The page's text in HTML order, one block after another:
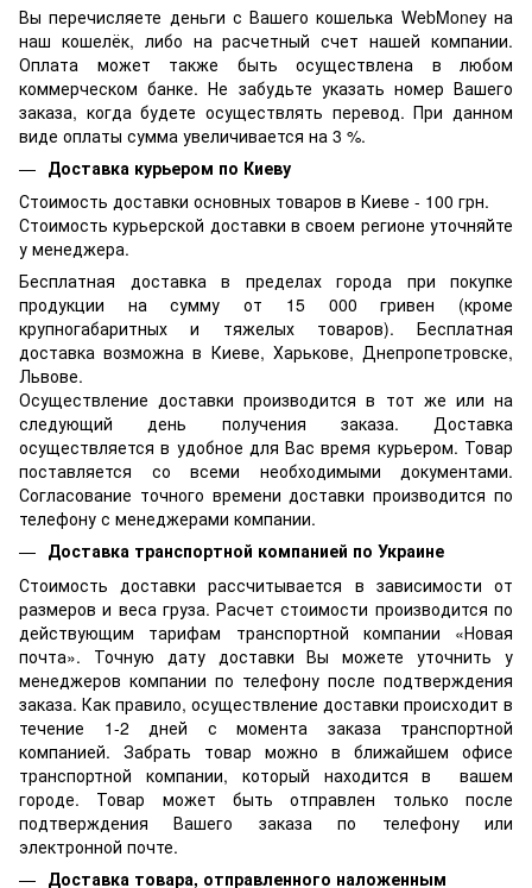
Вы перечисляете деньги с Вашего кошелька WebMoney на
наш кошелёк, либо на расчетный счет нашей компании.
Оплата может также быть осуществлена в любом
коммерческом банке. Не забудьте указать номер Вашего
заказа, когда будете осуществлять перевод. При данном
виде оплаты сумма увеличивается на 3 %.
Доставка курьером по Киеву
Стоимость доставки основных товаров в Киеве - 100 грн.
Стоимость курьерской доставки в своем регионе уточняйте
у менеджера.
Бесплатная доставка в пределах города при покупке
продукции на сумму от 15 000 гривен (кроме
крупногабаритных и тяжелых товаров). Бесплатная
доставка возможна в Киеве, Харькове, Днепропетровске,
Львове.
Осуществление доставки производится в тот же или на
следующий день получения заказа. Доставка
осуществляется в удобное для Вас время курьером. Товар
поставляется со всеми необходимыми документами.
Согласование точного времени доставки производится по
телефону с менеджерами компании.
Доставка транспортной компанией по Украине
Стоимость доставки рассчитывается в зависимости от
размеров и веса груза. Расчет стоимости производится по
действующим тарифам транспортной компании «Новая
почта». Точную дату доставки Вы можете уточнить у
менеджеров компании по телефону после подтверждения
заказа. Как правило, осуществление доставки происходит в
течение 1-2 дней с момента заказа транспортной
компанией. Забрать товар можно в ближайшем офисе
транспортной компании, который находится в вашем
городе. Товар может быть отправлен только после
подтверждения Вашего заказа по телефону или
электронной почте.
Доставка товара, отправленного наложенным